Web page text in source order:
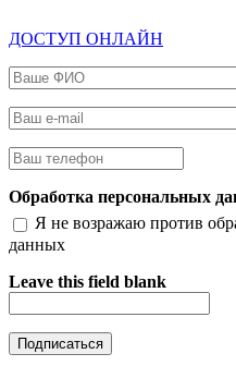
ДОСТУП ОНЛАЙН
Ваше ФИО
Ваш e-mail
Ваш телефон
Обработка персональных
Я не возражаю против
данных
Leave this field blank